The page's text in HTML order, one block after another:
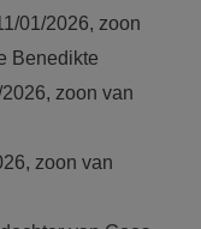
01/2026, zoon
Benedikte
zoon van
zoon van